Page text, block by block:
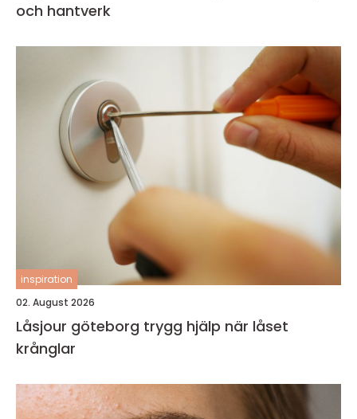
och hantverk
inspiration
02. August 2026
Låsjour göteborg trygg hjälp när låset
krånglar